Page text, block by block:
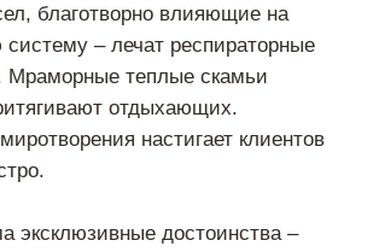
благотворно влияющие на
– лечат респираторные
Мраморные теплые скамьи
отдыхающих.
настигает клиентов
эксклюзивные достоинства –